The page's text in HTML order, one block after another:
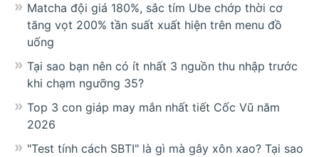
Matcha đội giá 180%, sắc tím Ube chớp thời cơ
tăng vọt 200% tần suất xuất hiện trên menu đồ
uống
Tại sao bạn nên có ít nhất 3 nguồn thu nhập trước
khi chạm ngưỡng 35?
Top 3 con giáp may mắn nhất tiết Cốc Vũ năm
2026
"Test tính cách SBTI" là gì mà gây xôn xao? Tại sao